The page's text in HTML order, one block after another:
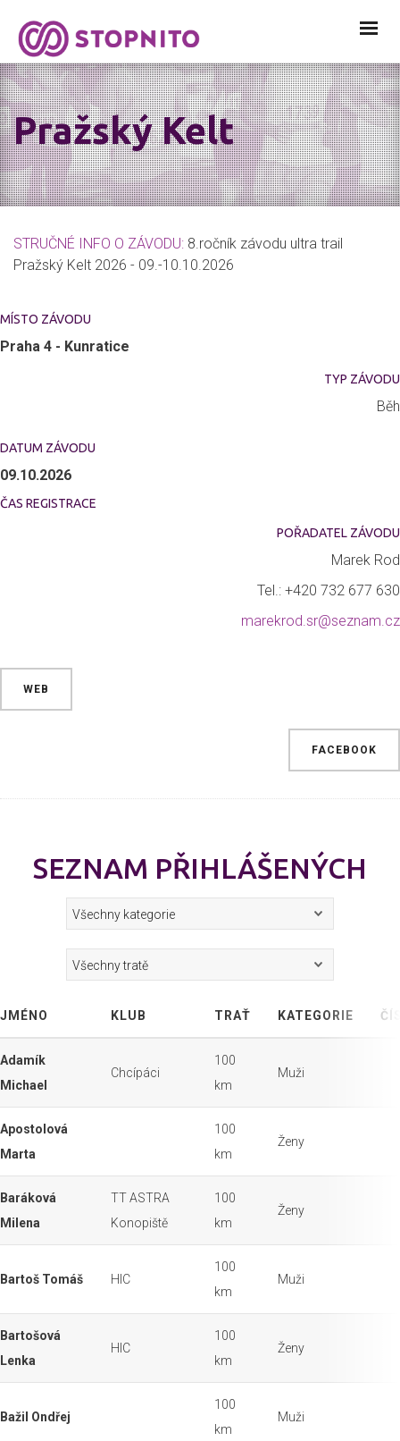
Pražský Kelt
STRUČNÉ INFO O ZÁVODU: 8.ročník závodu ultra trail
Pražský Kelt 2026 - 09.-10.10.2026
MÍSTO ZÁVODU
Praha 4 - Kunratice
TYP ZÁVODU
Běh
DATUM ZÁVODU
09.10.2026
ČAS REGISTRACE
POŘADATEL ZÁVODU
Marek Rod
Tel.: +420 732 677 630
marekrod.sr@seznam.cz
WEB
FACEBOOK
SEZNAM PŘIHLÁŠENÝCH
JMÉNO KLUB TRAŤ KATEGORIE
Adamík
Michael
Chcípáci
100
km
Muži
Apostolová
Marta
100
km
Ženy
Baráková
Milena
TT ASTRA
Konopiště
100
km
Ženy
Bartoš Tomáš HIC
100
km
Muži
Bartošová
Lenka
HIC
100
km
Ženy
Bažil Ondřej
100
km
Muži